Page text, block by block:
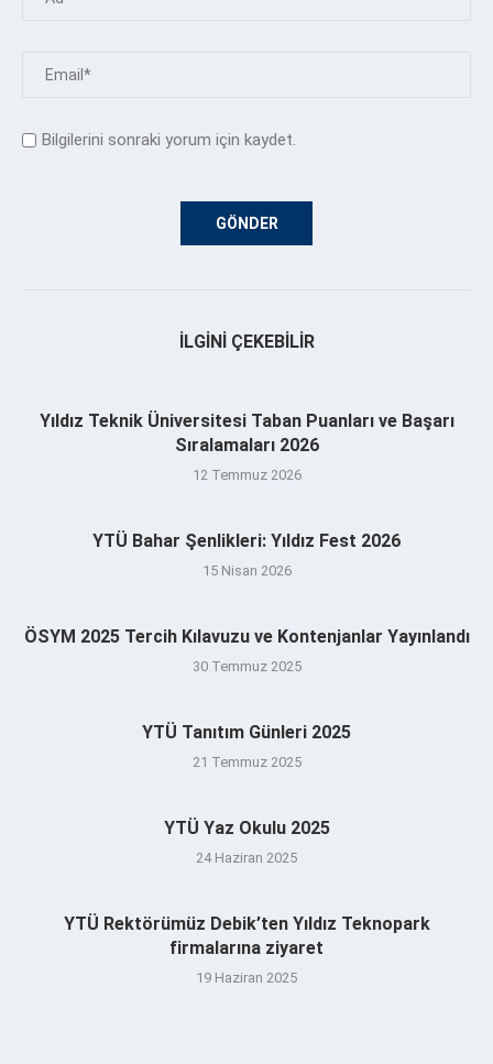
Bilgilerini sonraki yorum için kaydet.
İLGINI ÇEKEBILIR
Yıldız Teknik Üniversitesi Taban Puanları ve Başarı
Sıralamaları 2026
12 Temmuz 2026
YTÜ Bahar Şenlikleri: Yıldız Fest 2026
15 Nisan 2026
ÖSYM 2025 Tercih Kılavuzu ve Kontenjanlar Yayınlandı
30 Temmuz 2025
YTÜ Tanıtım Günleri 2025
21 Temmuz 2025
YTÜ Yaz Okulu 2025
24 Haziran 2025
YTÜ Rektörümüz Debik’ten Yıldız Teknopark
firmalarına ziyaret
19 Haziran 2025